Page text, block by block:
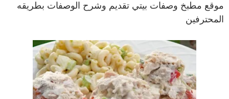
موقع مطبخ وصفات بيتي تقديم وشرح الوصفات بطريقه
المحترفين